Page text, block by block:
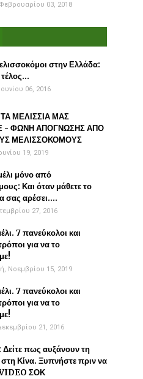
03, 2018
στην Ελλάδα:
06, 2016
ΜΕΛΙΣΣΙΑ ΜΑΣ
- ΦΩΝΗ ΑΠΟΓΝΩΣΗΣ ΑΠΟ
ΜΕΛΙΣΣΟΚΟΜΟΥΣ
19, 2019
μόνο από
Και όταν μάθετε το
σας αρέσει....
27, 2016
7 πανεύκολοι και
για να το
Νοεμβρίου 15, 2019
7 πανεύκολοι και
για να το
21, 2016
Δείτε πως αυξάνουν τη
Κίνα. Ξυπνήστε πριν να
VIDEO ΣΟΚ